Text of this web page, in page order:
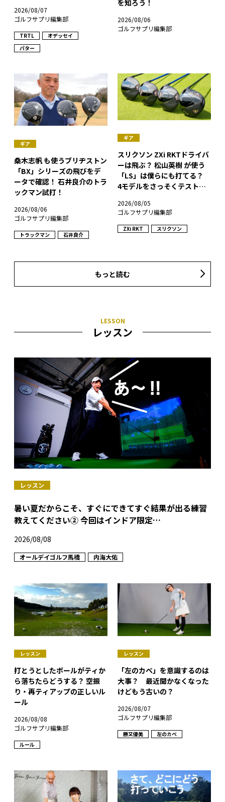
2026/08/07
ゴルフサプリ編集部
TRTL
オデッセイ
パター
を知ろう！
2026/08/06
ゴルフサプリ編集部
ギア
桑木志帆 も使うブリヂストン
「BX」シリーズの飛びをデ
ータで確認！ 石井良介のトラ
ックマン試打！
2026/08/06
ゴルフサプリ編集部
トラックマン 石井良介
ギア
スリクソン ZXi RKTドライバ
ーは飛ぶ？ 松山英樹 が使う
「LS」は僕らにも打てる？
4モデルをさっそくテストし
2026/08/05
ゴルフサプリ編集部
ZXi RKT スリクソン
もっと読む
レッスン
レッスン
暑い夏だからこそ、すぐにできてすぐ結果が出る練習
教えてください② 今回はインドア限定…
2026/08/08
オールデイゴルフ馬橋 内海大佑
レッスン
打とうとしたボールがティか
ら落ちたらどうする？ 空振
り・再ティアップの正しいル
ール
2026/08/08
ゴルフサプリ編集部
ルール
レッスン
「左のカベ」を意識するのは
大事？ 最近聞かなくなった
けどもう古いの？
2026/08/07
ゴルフサプリ編集部
勝又優美 左のカベ